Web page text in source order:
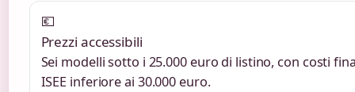
💶
Prezzi accessibili
Sei modelli sotto i 25.000 euro di listino, con costi
ISEE inferiore ai 30.000 euro.